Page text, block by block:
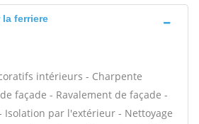
ferriere
intérieurs - Charpente
façade - Ravalement de façade -
Isolation par l'extérieur - Nettoyage